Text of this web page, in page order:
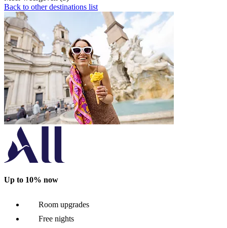
Back to other destinations list
Up to 10% now
Room upgrades
Free nights